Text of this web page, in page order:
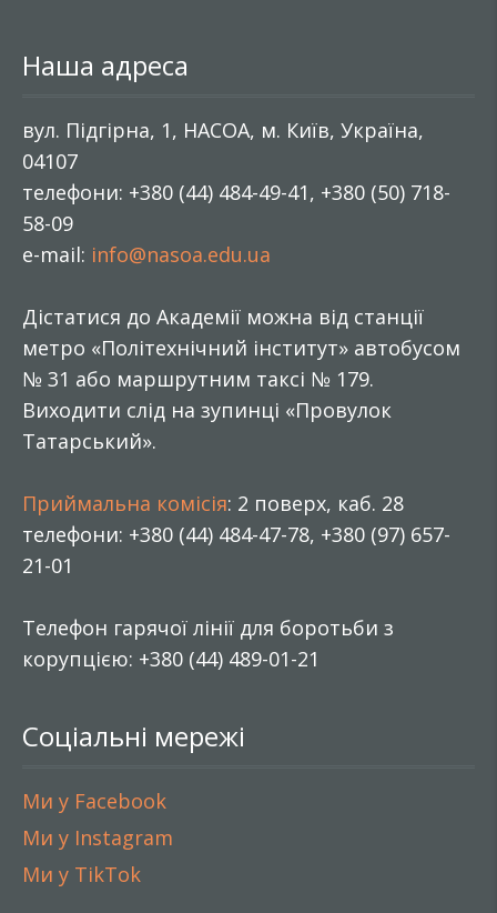
Наша адреса
вул. Підгірна, 1, НАСОА, м. Київ, Україна,
04107
телефони: +380 (44) 484-49-41, +380 (50) 718-
58-09
e-mail: info@nasoa.edu.ua
Дістатися до Академії можна від станції
метро «Політехнічний інститут» автобусом
№ 31 або маршрутним таксі № 179.
Виходити слід на зупинці «Провулок
Татарський».
Приймальна комісія: 2 поверх, каб. 28
телефони: +380 (44) 484-47-78, +380 (97) 657-
21-01
Телефон гарячої лінії для боротьби з
корупцією: +380 (44) 489-01-21
Соціальні мережі
Ми у Facebook
Ми у Instagram
Ми у TikTok